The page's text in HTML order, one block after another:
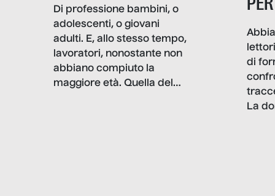
Di professione bambini, o
adolescenti, o giovani
adulti. E, allo stesso tempo,
lavoratori, nonostante non
abbiano compiuto la
maggiore età. Quella del
di
La